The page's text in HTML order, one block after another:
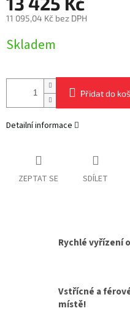
11 095,04 Kč bez DPH
cena:
Skladem
Přidat do
Detailní informace
ZEPTAT SE SDÍLET
Rychlé vyřízení
Vstřícné a
místě!